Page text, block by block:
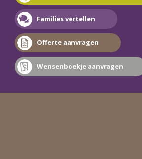
Families vertellen
Offerte aanvragen
Wensenboekje aanvragen